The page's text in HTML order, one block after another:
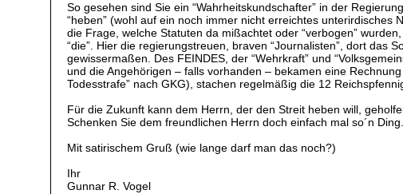
So gesehen sind Sie ein “Wahrheitskundschafter” in der
“heben” (wohl auf ein noch immer nicht erreichtes
die Frage, welche Statuten da mißachtet oder “verbogen”
“die”. Hier die regierungstreuen, braven “Journalisten”, dort das
gewissermaßen. Des FEINDES, der “Wehrkraft” und
und die Angehörigen – falls vorhanden – bekamen eine
Todesstrafe” nach GKG), stachen regelmäßig die 12
Für die Zukunft kann dem Herrn, der den Streit heben will,
Schenken Sie dem freundlichen Herrn doch einfach mal so´n
Mit satirischem Gruß (wie lange darf man das noch?)
Ihr
Gunnar R. Vogel